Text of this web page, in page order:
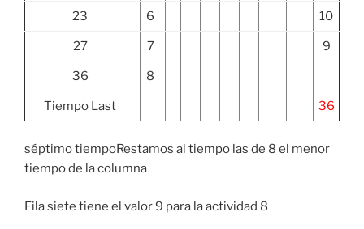
23 6 10
27 7 9
36 8
Tiempo Last 36
séptimo tiempoRestamos al tiempo las de 8 el menor
tiempo de la columna
Fila siete tiene el valor 9 para la actividad 8